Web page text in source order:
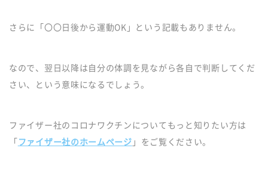
さらに「〇〇日後から運動OK」という記載もありません。
なので、翌日以降は自分の体調を見ながら各自で判断してくだ
さい、という意味になるでしょう。
ファイザー社のコロナワクチンについてもっと知りたい方は
「 ファイザー社のホームページ 」をご覧ください。